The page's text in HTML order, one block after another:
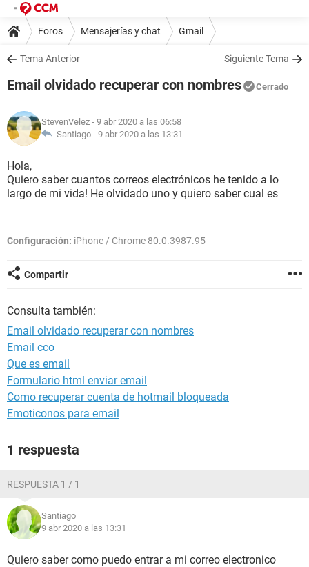
Foros Mensajerías y chat Gmail
Tema Anterior Siguiente Tema
Email olvidado recuperar con nombres Cerrado
StevenVelez - 9 abr 2020 a las 06:58
Santiago - 9 abr 2020 a las 13:31
Hola,
Quiero saber cuantos correos electrónicos he tenido a lo
largo de mi vida! He olvidado uno y quiero saber cual es
Configuración: iPhone / Chrome 80.0.3987.95
Compartir
Consulta también:
Email olvidado recuperar con nombres
Email cco
Que es email
Formulario html enviar email
Como recuperar cuenta de hotmail bloqueada
Emoticonos para email
1 respuesta
RESPUESTA 1 / 1
Santiago
9 abr 2020 a las 13:31
Quiero saber como puedo entrar a mi correo electronico